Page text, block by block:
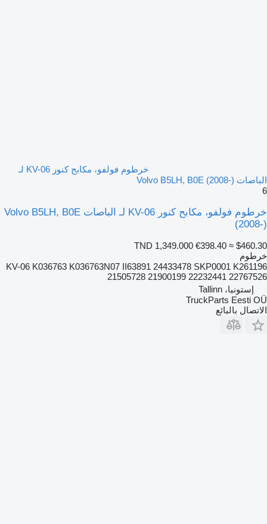
خرطوم فولفو، مكابح كنور KV-06 لـ
الباصات Volvo B5LH, B0E (2008-)
6
خرطوم فولفو، مكابح كنور KV-06 لـ الباصات Volvo B5LH, B0E
(2008-)
TND 1,349.000 €398.40 ≈ $460.30
خرطوم
KV-06 K036763 K036763N07 II63891 24433478 SKP0001 K261196
21505728 21900199 22232441 22767526
إستونيا، Tallinn
TruckParts Eesti OÜ
الاتصال بالبائع